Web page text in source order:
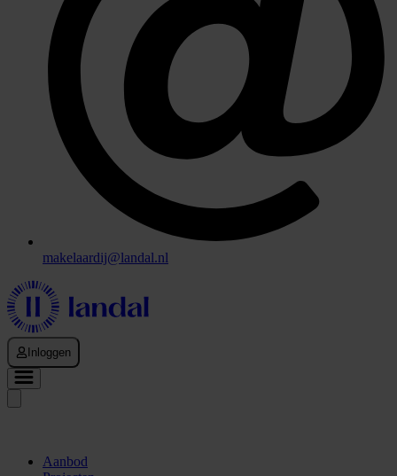
makelaardij@landal.nl
Inloggen
Aanbod